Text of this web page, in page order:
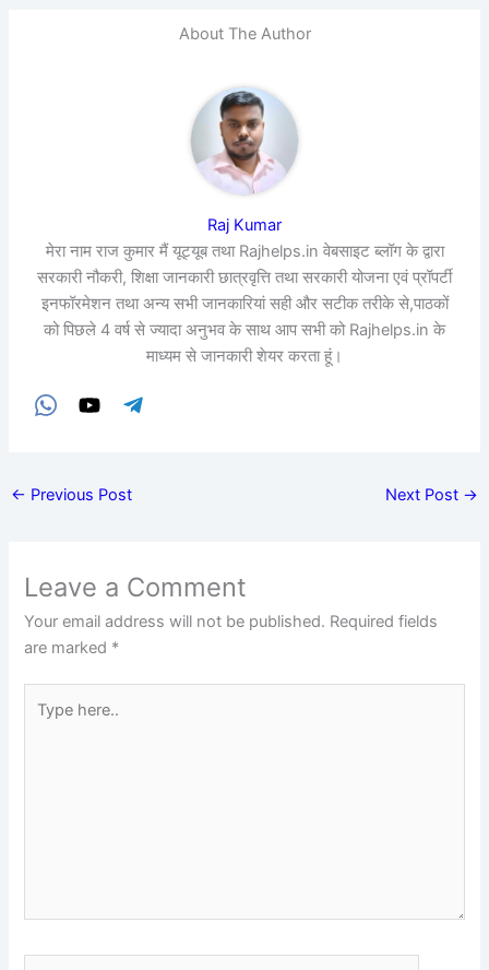
About The Author
Raj Kumar
मेरा नाम राज कुमार मैं यूट्यूब तथा Rajhelps.in वेबसाइट ब्लॉग के द्वारा
सरकारी नौकरी, शिक्षा जानकारी छात्रवृत्ति तथा सरकारी योजना एवं प्रॉपर्टी
इनफॉरमेशन तथा अन्य सभी जानकारियां सही और सटीक तरीके से,पाठकों
को पिछले 4 वर्ष से ज्यादा अनुभव के साथ आप सभी को Rajhelps.in के
माध्यम से जानकारी शेयर करता हूं।
← Previous Post Next Post →
Leave a Comment
Your email address will not be published. Required fields
are marked *
here..